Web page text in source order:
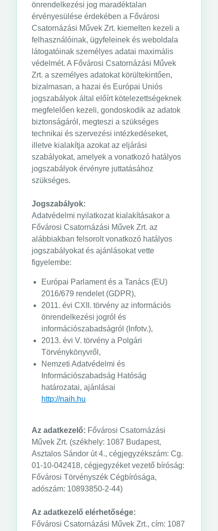
önrendelkezési jog maradéktalan
érvényesülése érdekében a Fővárosi
Csatornázási Művek Zrt. kiemelten kezeli a
felhasználóinak, ügyfeleinek és weboldala
látogatóinak személyes adatai maximális
védelmét. A Fővárosi Csatornázási Művek
Zrt. a személyes adatokat körültekintően,
bizalmasan, a hazai és Európai Uniós
jogszabályok által előírt kötelezettségeknek
megfelelően kezeli, gondoskodik az adatok
biztonságáról, megteszi a szükséges
technikai és szervezési intézkedéseket,
illetve kialakítja azokat az eljárási
szabályokat, amelyek a vonatkozó hatályos
jogszabályok érvényre juttatásához
szükséges.
Jogszabályok:
Adatvédelmi nyilatkozat kialakításakor a
Fővárosi Csatornázási Művek Zrt. az
alábbiakban felsorolt vonatkozó hatályos
jogszabályokat és ajánlásokat vette
figyelembe:
Európai Parlament és a Tanács (EU)
2016/679 rendelet (GDPR),
2011. évi CXII. törvény az információs
önrendelkezési jogról és
információszabadságról (Infotv.),
2013. évi V. törvény a Polgári
Törvénykönyvről,
Nemzeti Adatvédelmi és
Információszabadság Hatóság
határozatai, ajánlásai
http://naih.hu
Az adatkezelő: Fővárosi Csatornázási
Művek Zrt. (székhely: 1087 Budapest,
Asztalos Sándor út 4., cégjegyzékszám: Cg.
01-10-042418, cégjegyzéket vezető bíróság:
Fővárosi Törvényszék Cégbírósága,
adószám: 10893850-2-44)
Az adatkezelő elérhetősége:
Fővárosi Csatornázási Művek Zrt., cím: 1087